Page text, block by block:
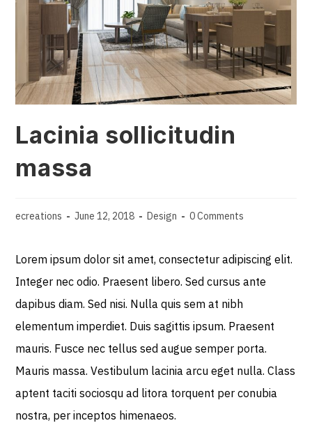
Lacinia sollicitudin
massa
ecreations June 12, 2018 Design 0 Comments
Lorem ipsum dolor sit amet, consectetur adipiscing elit.
Integer nec odio. Praesent libero. Sed cursus ante
dapibus diam. Sed nisi. Nulla quis sem at nibh
elementum imperdiet. Duis sagittis ipsum. Praesent
mauris. Fusce nec tellus sed augue semper porta.
Mauris massa. Vestibulum lacinia arcu eget nulla. Class
aptent taciti sociosqu ad litora torquent per conubia
nostra, per inceptos himenaeos.